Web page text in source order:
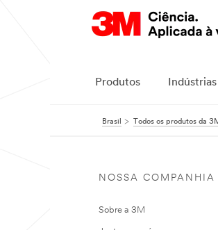
Produtos Indústrias
Brasil Todos os produtos da
NOSSA COMPANHIA
Sobre a 3M